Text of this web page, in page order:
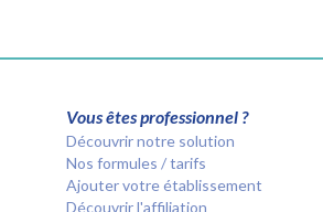
Vous êtes professionnel ?
Découvrir notre solution
Nos formules / tarifs
Ajouter votre établissement
Découvrir l'affiliation